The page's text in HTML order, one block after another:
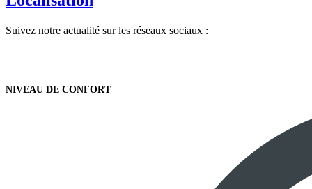
Suivez notre actualité sur les réseaux sociaux :
NIVEAU DE CONFORT